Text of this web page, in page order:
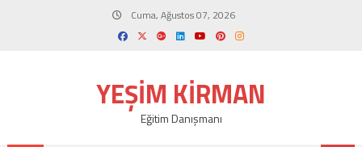
Cuma, Ağustos 07, 2026
YEŞIM KIRMAN
Eğitim Danışmanı